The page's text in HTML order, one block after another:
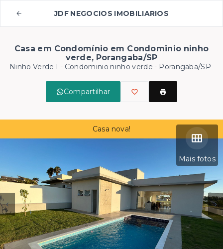
JDF NEGOCIOS IMOBILIARIOS
Casa em Condomínio em Condominio ninho
verde, Porangaba/SP
Ninho Verde I - Condominio ninho verde - Porangaba/SP
Compartilhar
Mais fotos
Casa nova!